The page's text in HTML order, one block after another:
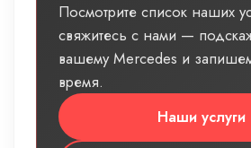
Посмотрите список наших
свяжитесь с нами —
вашему Mercedes и
время.
Наши услуги